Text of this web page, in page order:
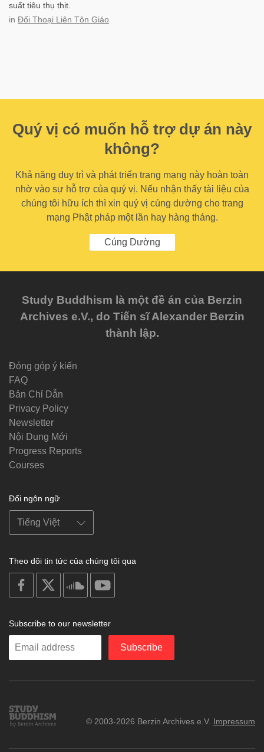
suất tiêu thụ thịt.
in Đối Thoại Liên Tôn Giáo
Quý vị có muốn hỗ trợ dự án này
không?
Khả năng duy trì và phát triển trang mạng này hoàn toàn
nhờ vào sự hỗ trợ của quý vị. Nếu nhận thấy tài liệu của
chúng tôi hữu ích thì xin quý vị cúng dường cho trang
mạng Phật pháp một lần hay hàng tháng.
Cúng Dường
Study Buddhism là một đề án của Berzin
Archives e.V., do Tiến sĩ Alexander Berzin
thành lập.
Đóng góp ý kiến
FAQ
Bản Chỉ Dẫn
Privacy Policy
Newsletter
Nội Dung Mới
Progress Reports
Courses
Đổi ngôn ngữ
Theo dõi tin tức của chúng tôi qua
on
facebook
soundcloud
Subscribe to our newsletter
Enter
Subscribe
Study
Buddhism
© 2003-2026 Berzin Archives e.V. Impressum